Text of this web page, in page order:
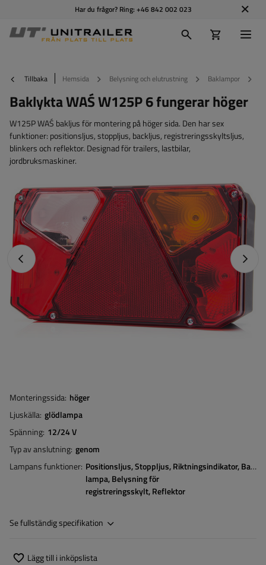
Har du frågor? Ring: +46 842 002 023
Tillbaka Hemsida Belysning och elutrustning Baklampor
Baklykta WAŚ W125P 6 fungerar höger
W125P WAŚ bakljus för montering på höger sida. Den har sex
funktioner: positionsljus, stoppljus, backljus, registreringsskyltsljus,
blinkers och reflektor. Designad för trailers, lastbilar,
jordbruksmaskiner.
Föregående foto Nästa
Monteringssida höger
Ljuskälla glödlampa
Spänning 12/24 V
Typ av anslutning genom
Lampans funktioner Positionsljus Stoppljus Riktningsindikator
lampa Belysning för
registreringsskylt Reflektor
Se fullständig specifikation
Lägg till i inköpslista